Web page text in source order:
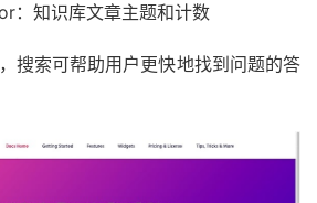
：知识库文章主题和计数
搜索可帮助用户更快地找到问题的答